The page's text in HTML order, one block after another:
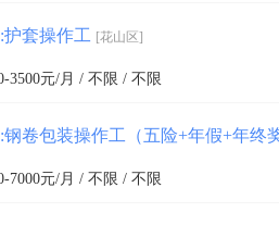
套操作工 [花山区]
3500元/月 / 不限 / 不限
钢卷包装操作工（五险+年假+年终
7000元/月 / 不限 / 不限